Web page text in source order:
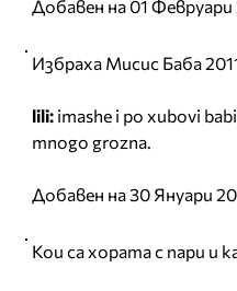
Добавен на 01 Февруари
Избраха Мисис Баба
lili: imashe i po xubovi
mnogo grozna.
Добавен на 30 Януари
Кои са хората с пари и